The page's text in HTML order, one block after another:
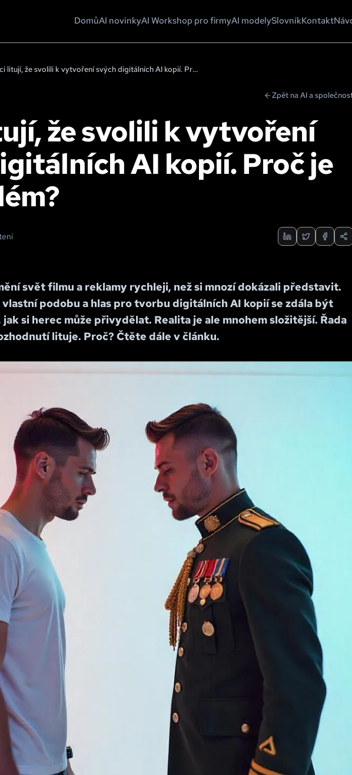
DomůAI novinkyAI Workshop pro firmyAI modelySlovníkKontakt
Herci litují, že svolili k vytvoření svých digitálních AI kopií. Proč je to problém?
Zpět na AI a
že svolili k vytvoření
AI kopií. Proč je
svět filmu a reklamy rychleji, než si mnozí dokázali představit.
podobu a hlas pro tvorbu digitálních AI kopií se zdála být
si herec může přivydělat. Realita je ale mnohem složitější. Řada
lituje. Proč? Čtěte dále v článku.